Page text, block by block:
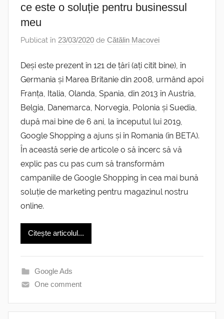
ce este o soluție pentru businessul
meu
Publicat în 23/03/2020 de Cătălin Macovei
Deși este prezent în 121 de țări (ați citit bine), în
Germania și Marea Britanie din 2008, urmând apoi
Franța, Italia, Olanda, Spania, din 2013 în Austria,
Belgia, Danemarca, Norvegia, Polonia și Suedia,
după mai bine de 6 ani, la începutul lui 2019,
Google Shopping a ajuns și în Romania (în BETA).
În această serie de articole o să încerc să vă
explic pas cu pas cum să transformăm
campaniile de Google Shopping în cea mai bună
soluție de marketing pentru magazinul nostru
online.
Citește articolul...
Google Ads
One comment